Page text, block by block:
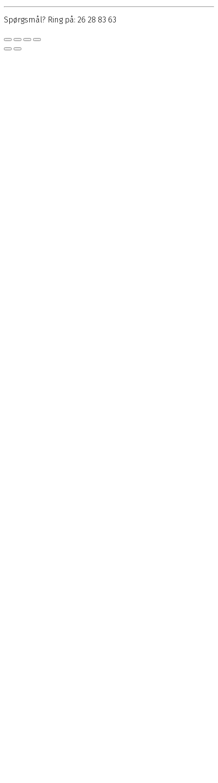
Spørgsmål? Ring på: 26 28 83 63